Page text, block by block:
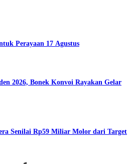
Perayaan 17 Agustus
2026, Bonek Konvoi Rayakan Gelar
Senilai Rp59 Miliar Molor dari Target